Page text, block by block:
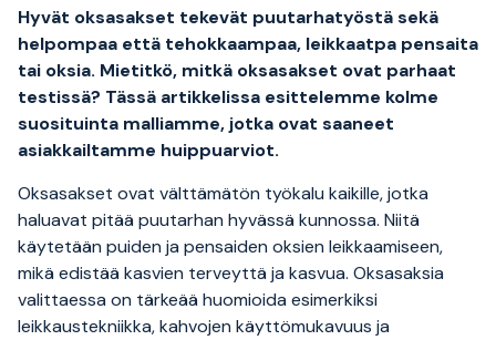
Hyvät oksasakset tekevät puutarhatyöstä sekä
helpompaa että tehokkaampaa, leikkaatpa pensaita
tai oksia. Mietitkö, mitkä oksasakset ovat parhaat
testissä? Tässä artikkelissa esittelemme kolme
suosituinta malliamme, jotka ovat saaneet
asiakkailtamme huippuarviot.
Oksasakset ovat välttämätön työkalu kaikille, jotka
haluavat pitää puutarhan hyvässä kunnossa. Niitä
käytetään puiden ja pensaiden oksien leikkaamiseen,
mikä edistää kasvien terveyttä ja kasvua. Oksasaksia
valittaessa on tärkeää huomioida esimerkiksi
leikkaustekniikka, kahvojen käyttömukavuus ja